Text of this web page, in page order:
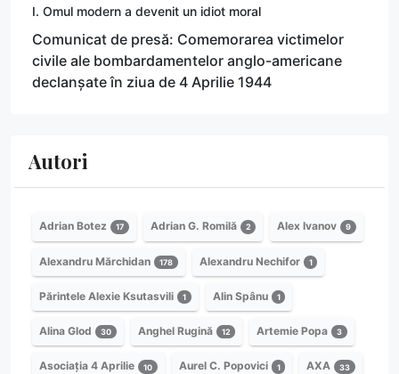
I. Omul modern a devenit un idiot moral
Comunicat de presă: Comemorarea victimelor
civile ale bombardamentelor anglo-americane
declanșate în ziua de 4 Aprilie 1944
Autori
Adrian Botez 17 Adrian G. Romilă 2 Alex Ivanov 9
Alexandru Mărchidan 178 Alexandru Nechifor 1
Părintele Alexie Ksutasvili 1 Alin Spânu 1
Alina Glod 30 Anghel Rugină 12 Artemie Popa 3
Asociația 4 Aprilie 10 Aurel C. Popovici 1 AXA 33